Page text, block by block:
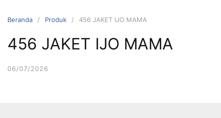
keBeranda Produk 456 JAKET IJO MAMA
456 JAKET IJO MAMA
06/07/2026